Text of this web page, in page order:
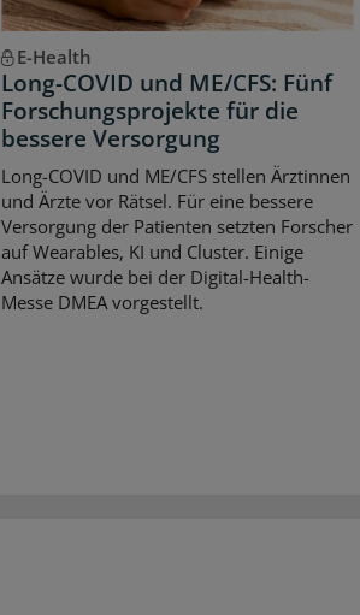
E-Health
Long-COVID und ME/CFS: Fünf
Forschungsprojekte für die
bessere Versorgung
Long-COVID und ME/CFS stellen Ärztinnen
und Ärzte vor Rätsel. Für eine bessere
Versorgung der Patienten setzten Forscher
auf Wearables, KI und Cluster. Einige
Ansätze wurde bei der Digital-Health-
Messe DMEA vorgestellt.